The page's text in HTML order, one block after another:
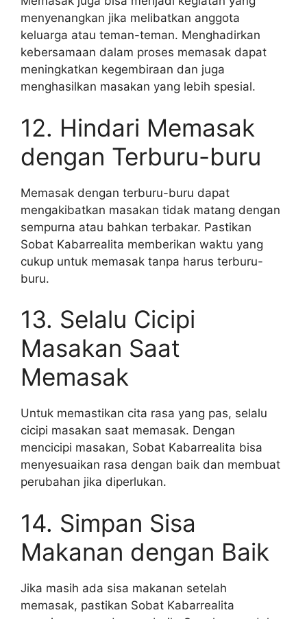
menyenangkan jika melibatkan anggota
keluarga atau teman-teman. Menghadirkan
kebersamaan dalam proses memasak dapat
meningkatkan kegembiraan dan juga
menghasilkan masakan yang lebih spesial.
12. Hindari Memasak
dengan Terburu-buru
Memasak dengan terburu-buru dapat
mengakibatkan masakan tidak matang dengan
sempurna atau bahkan terbakar. Pastikan
Sobat Kabarrealita memberikan waktu yang
cukup untuk memasak tanpa harus terburu-
buru.
13. Selalu Cicipi
Masakan Saat
Memasak
Untuk memastikan cita rasa yang pas, selalu
cicipi masakan saat memasak. Dengan
mencicipi masakan, Sobat Kabarrealita bisa
menyesuaikan rasa dengan baik dan membuat
perubahan jika diperlukan.
14. Simpan Sisa
Makanan dengan Baik
Jika masih ada sisa makanan setelah
memasak, pastikan Sobat Kabarrealita